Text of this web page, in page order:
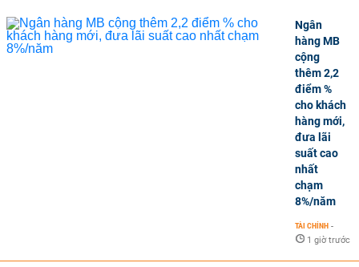
Ngân
hàng MB
cộng
thêm 2,2
điểm %
cho khách
hàng mới,
đưa lãi
suất cao
nhất
chạm
8%/năm
TÀI CHÍNH -
1 giờ trước